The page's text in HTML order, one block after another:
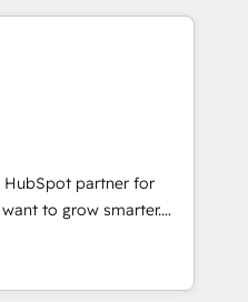
Award 🏆2014 HubSpot
Marketplace
AI innovation to deliver
• Onboarding for
Hubs • AI voice
and smart
integration •
• Website
• ERP integration: SAP,
platform •
HubSpot • Custom
HubSpot partner for
to grow smarter.
to training, from
lead generation and
(and with great